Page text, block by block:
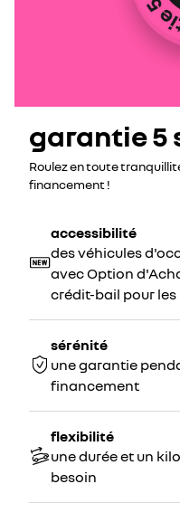
garantie 5
Roulez en toute
financement !
accessibilité
des véhicules
avec Option
crédit-bail pour
sérénité
une garantie
financement
flexibilité
une durée et un
besoin